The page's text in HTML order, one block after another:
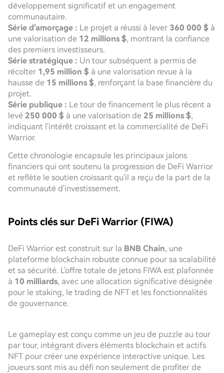
développement significatif et un engagement
communautaire.
Série d'amorçage : Le projet a réussi à lever 360 000 $ à
une valorisation de 12 millions $, montrant la confiance
des premiers investisseurs.
Série stratégique : Un tour subséquent a permis de
récolter 1,95 million $ à une valorisation revue à la
hausse de 15 millions $, renforçant la base financière du
projet.
Série publique : Le tour de financement le plus récent a
levé 250 000 $ à une valorisation de 25 millions $,
indiquant l'intérêt croissant et la commercialité de DeFi
Warrior.
Cette chronologie encapsule les principaux jalons
financiers qui ont soutenu la progression de DeFi Warrior
et reflète le soutien croissant qu'il a reçu de la part de la
communauté d'investissement.
Points clés sur DeFi Warrior (FIWA)
DeFi Warrior est construit sur la BNB Chain, une
plateforme blockchain robuste connue pour sa scalabilité
et sa sécurité. L'offre totale de jetons FIWA est plafonnée
à 10 milliards, avec une allocation significative désignée
pour le staking, le trading de NFT et les fonctionnalités
de gouvernance.
Le gameplay est conçu comme un jeu de puzzle au tour
par tour, intégrant divers éléments blockchain et actifs
NFT pour créer une expérience interactive unique. Les
joueurs sont mis au défi non seulement de profiter de